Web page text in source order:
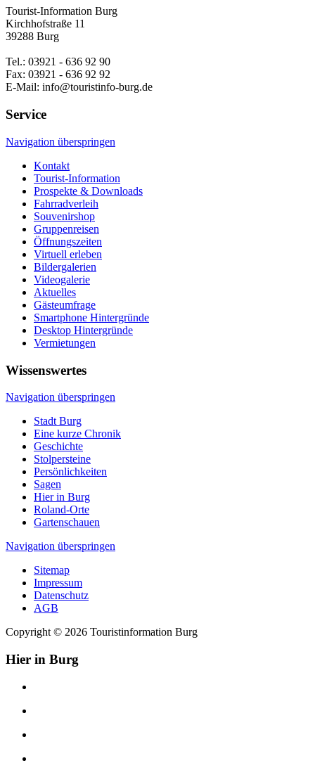
Tourist-Information Burg
Kirchhofstraße 11
39288 Burg
Tel.: 03921 - 636 92 90
Fax: 03921 - 636 92 92
E-Mail: info@touristinfo-burg.de
Service
Navigation überspringen
Kontakt
Tourist-Information
Prospekte & Downloads
Fahrradverleih
Souvenirshop
Gruppenreisen
Öffnungszeiten
Virtuell erleben
Bildergalerien
Videogalerie
Aktuelles
Gästeumfrage
Smartphone Hintergründe
Desktop Hintergründe
Vermietungen
Wissenswertes
Navigation überspringen
Stadt Burg
Eine kurze Chronik
Geschichte
Stolpersteine
Persönlichkeiten
Sagen
Hier in Burg
Roland-Orte
Gartenschauen
Navigation überspringen
Sitemap
Impressum
Datenschutz
AGB
Copyright © 2026 Touristinformation Burg
Hier in Burg